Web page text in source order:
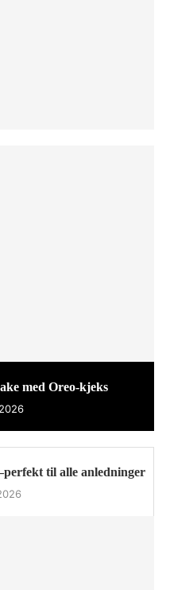
med Oreo-kjeks
til alle anledninger